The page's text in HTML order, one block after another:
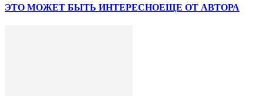
ЭТО МОЖЕТ БЫТЬ ИНТЕРЕСНОЕЩЕ ОТ АВТОРА